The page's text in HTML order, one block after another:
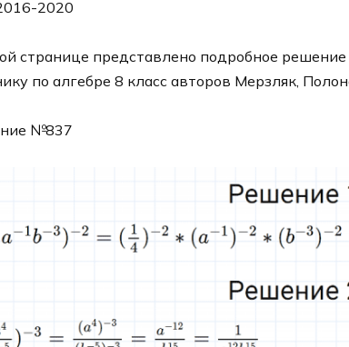
2020
странице представлено подробное
по алгебре 8 класс авторов Мерзляк,
№837